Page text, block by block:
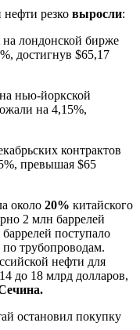
резко выросли:
лондонской бирже
достигнув $65,17
нью-йоркской
на 4,15%,
контрактов
превышая $65
около 20% китайского
2 млн баррелей
поступало
трубопроводам.
нефти для
до 18 млрд долларов,